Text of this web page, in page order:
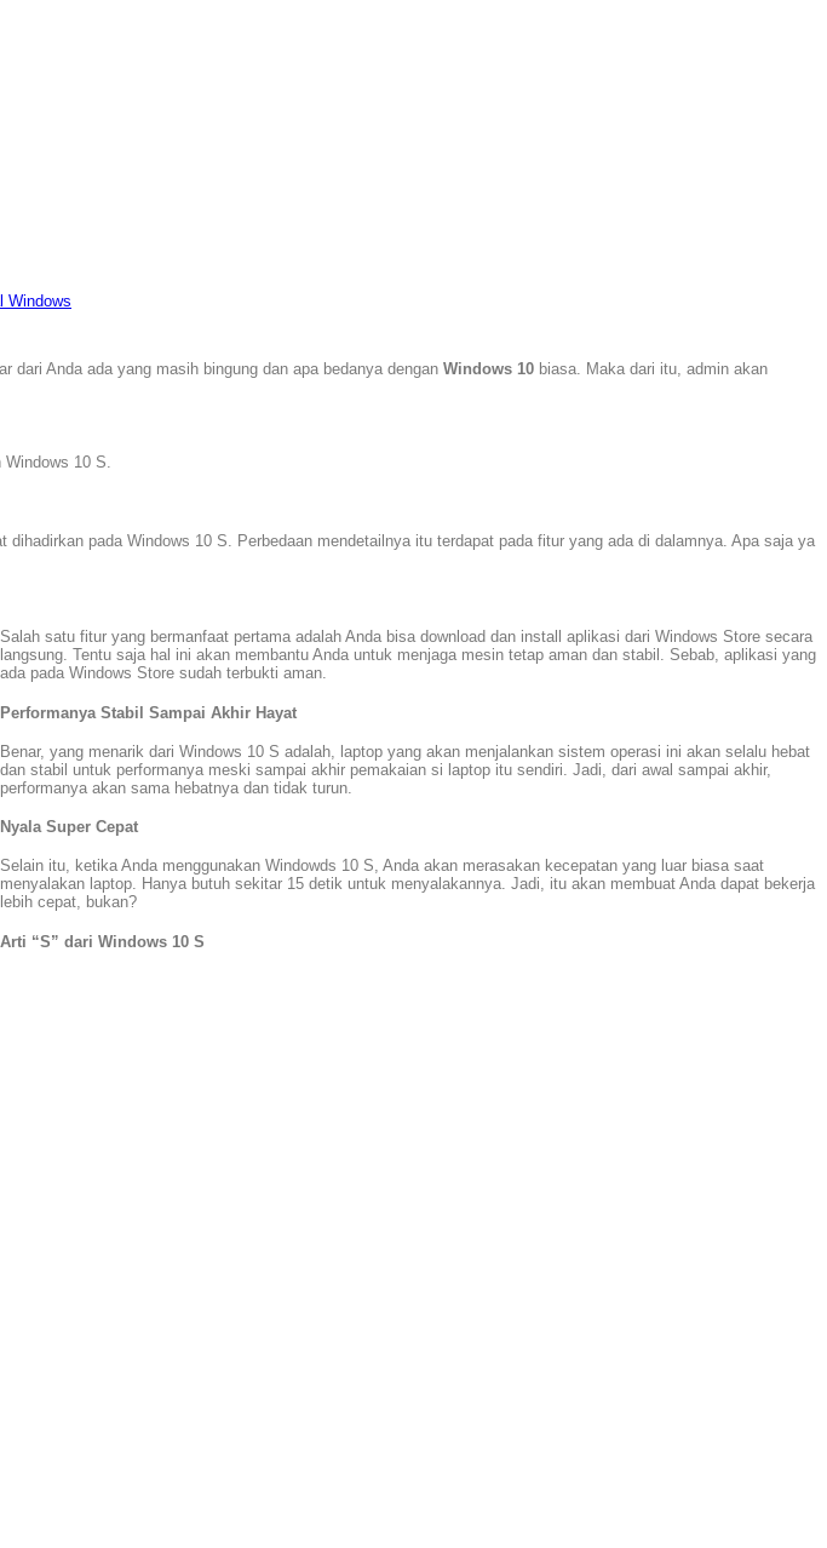
Windows
dari Anda ada yang masih bingung dan apa bedanya dengan Windows 10 biasa. Maka dari itu, admin akan
Windows 10 S.
pada Windows 10 S. Perbedaan mendetailnya itu terdapat pada fitur yang ada di dalamnya. Apa saja ya
Salah satu fitur yang bermanfaat pertama adalah Anda bisa download dan install aplikasi dari Windows Store secara
langsung. Tentu saja hal ini akan membantu Anda untuk menjaga mesin tetap aman dan stabil. Sebab, aplikasi yang
ada pada Windows Store sudah terbukti aman.
Performanya Stabil Sampai Akhir Hayat
Benar, yang menarik dari Windows 10 S adalah, laptop yang akan menjalankan sistem operasi ini akan selalu hebat
dan stabil untuk performanya meski sampai akhir pemakaian si laptop itu sendiri. Jadi, dari awal sampai akhir,
performanya akan sama hebatnya dan tidak turun.
Nyala Super Cepat
Selain itu, ketika Anda menggunakan Windowds 10 S, Anda akan merasakan kecepatan yang luar biasa saat
menyalakan laptop. Hanya butuh sekitar 15 detik untuk menyalakannya. Jadi, itu akan membuat Anda dapat bekerja
lebih cepat, bukan?
Arti “S” dari Windows 10 S